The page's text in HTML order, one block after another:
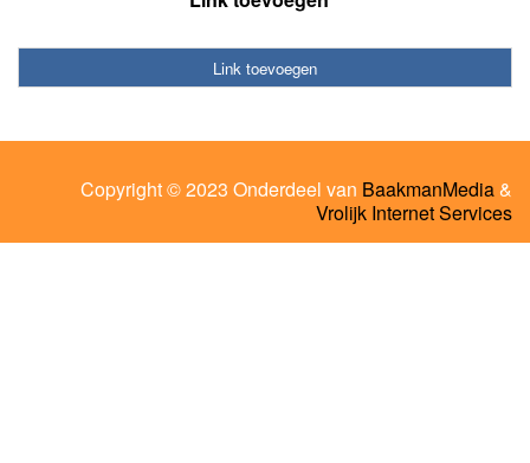
Link toevoegen
Copyright © 2023 Onderdeel van BaakmanMedia&
Vrolijk Internet Services